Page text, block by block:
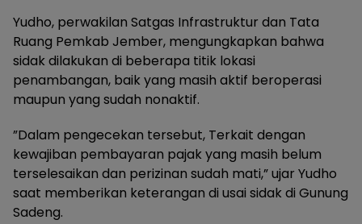
​Yudho, perwakilan Satgas Infrastruktur dan Tata
Ruang Pemkab Jember, mengungkapkan bahwa
sidak dilakukan di beberapa titik lokasi
penambangan, baik yang masih aktif beroperasi
maupun yang sudah nonaktif.
​”Dalam pengecekan tersebut, Terkait dengan
kewajiban pembayaran pajak yang masih belum
terselesaikan dan perizinan sudah mati,” ujar Yudho
saat memberikan keterangan di usai sidak di Gunung
Sadeng.